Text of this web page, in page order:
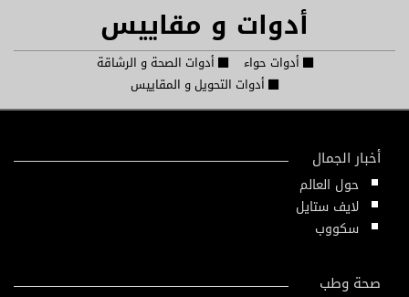
أدوات و مقاييس
أدوات حواء
أدوات الصحة و الرشاقة
أدوات التحويل و المقاييس
أخبار الجمال
حول العالم
لايف ستايل
سكووب
صحة وطب